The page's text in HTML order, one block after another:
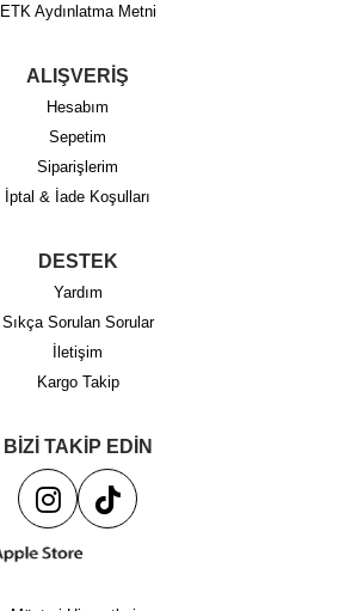
ETK Aydınlatma Metni
ALIŞVERİŞ
Hesabım
Sepetim
Siparişlerim
İptal & İade Koşulları
DESTEK
Yardım
Sıkça Sorulan Sorular
İletişim
Kargo Takip
BİZİ TAKİP EDİN